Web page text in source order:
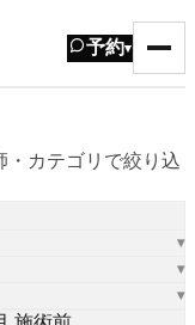
予約▾
・カテゴリで絞り込